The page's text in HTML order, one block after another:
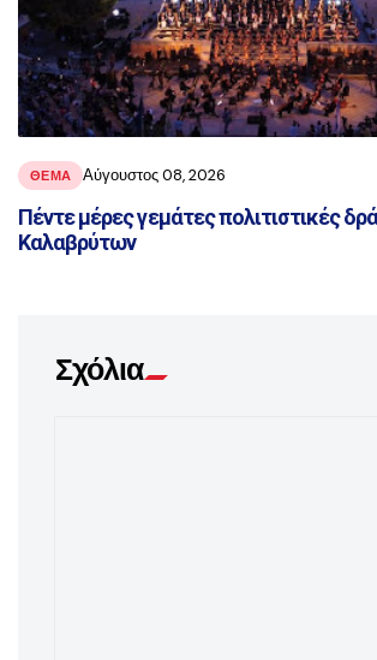
ΘΕΜΑ Αύγουστος 08, 2026
Πέντε μέρες γεμάτες πολιτιστικές
Καλαβρύτων
Σχόλια